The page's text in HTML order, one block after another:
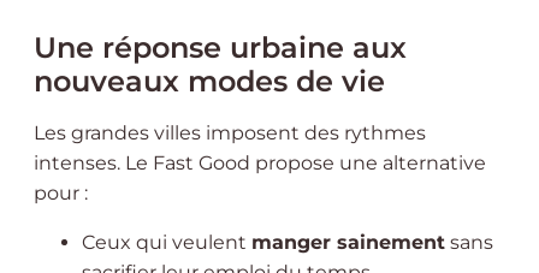
Une réponse urbaine aux
nouveaux modes de vie
Les grandes villes imposent des rythmes
intenses. Le Fast Good propose une alternative
pour :
Ceux qui veulent manger sainement sans